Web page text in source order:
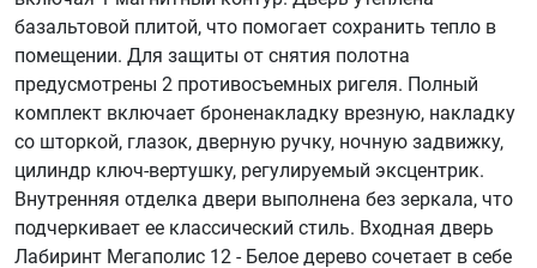
базальтовой плитой, что помогает сохранить тепло в
помещении. Для защиты от снятия полотна
предусмотрены 2 противосъемных ригеля. Полный
комплект включает броненакладку врезную, накладку
со шторкой, глазок, дверную ручку, ночную задвижку,
цилиндр ключ-вертушку, регулируемый эксцентрик.
Внутренняя отделка двери выполнена без зеркала, что
подчеркивает ее классический стиль. Входная дверь
Лабиринт Мегаполис 12 - Белое дерево сочетает в себе